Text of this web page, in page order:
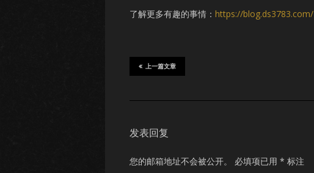
了解更多有趣的事情： https://blog.ds3783.com/
上一篇文章
发表回复
您的邮箱地址不会被公开。 必填项已用 * 标注